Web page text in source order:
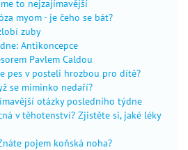
to nejzajímavější
myom - je čeho se bát?
zuby
Antikoncepce
Pavlem Caldou
pes v posteli hrozbou pro dítě?
se miminko nedaří?
otázky posledního týdne
v těhotenství? Zjistěte si, jaké léky
pojem koňská noha?